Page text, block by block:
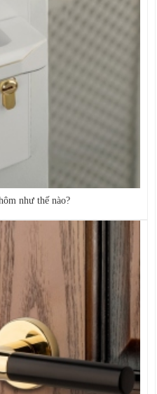
như thế nào?